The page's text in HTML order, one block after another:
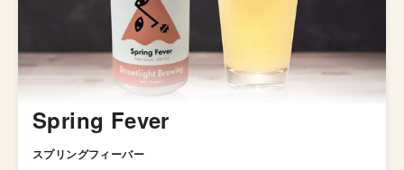
Spring Fever
スプリングフィーバー